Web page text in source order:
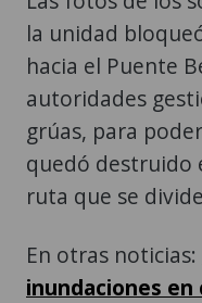
la unidad
hacia el Puente
autoridades
grúas, para
quedó destruido
ruta que se
En otras noticias:
inundaciones en